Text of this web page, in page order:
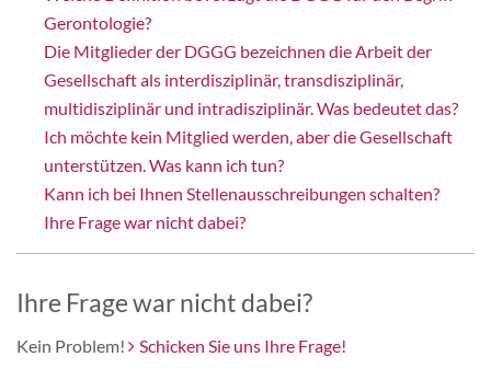
Sektionen
Studium & Karriere
Mitgliedschaft & Spenden
Publikationen
Gerontologie?
Die Mitglieder der DGGG bezeichnen die Arbeit der
Gesellschaft als interdisziplinär, transdisziplinär,
multidisziplinär und intradisziplinär. Was bedeutet das?
Ich möchte kein Mitglied werden, aber die Gesellschaft
unterstützen. Was kann ich tun?
Kann ich bei Ihnen Stellenausschreibungen schalten?
Ihre Frage war nicht dabei?
Ihre Frage war nicht dabei?
Kein Problem!
Schicken Sie uns Ihre Frage!